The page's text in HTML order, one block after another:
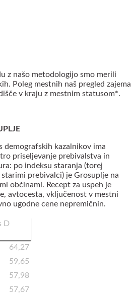
z našo metodologijo smo merili
Poleg mestnih naš pregled zajema
v kraju z mestnim statusom*.
demografskih kazalnikov ima
priseljevanje prebivalstva in
po indeksu staranja (torej
prebivalci) je Grosuplje na
občinami. Recept za uspeh je
avtocesta, vključenost v mestni
ugodne cene nepremičnin.
D
64,27
59,65
57,98
57,67